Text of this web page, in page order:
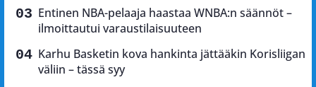
Entinen NBA-pelaaja haastaa WNBA:n säännöt –
ilmoittautui varaustilaisuuteen
Karhu Basketin kova hankinta jättääkin Korisliigan
väliin – tässä syy